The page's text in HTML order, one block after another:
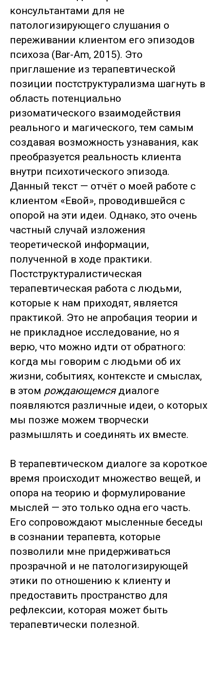
консультантами для не
патологизирующего слушания о
переживании клиентом его эпизодов
психоза (Bar-Am, 2015). Это
приглашение из терапевтической
позиции постструктурализма шагнуть в
область потенциально
ризоматического взаимодействия
реального и магического, тем самым
создавая возможность узнавания, как
преобразуется реальность клиента
внутри психотического эпизода.
Данный текст — отчёт о моей работе с
клиентом «Евой», проводившейся с
опорой на эти идеи. Однако, это очень
частный случай изложения
теоретической информации,
полученной в ходе практики.
Постструктуралистическая
терапевтическая работа с людьми,
которые к нам приходят, является
практикой. Это не апробация теории и
не прикладное исследование, но я
верю, что можно идти от обратного:
когда мы говорим с людьми об их
жизни, событиях, контексте и смыслах,
в этом рождающемсядиалоге
появляются различные идеи, о которых
мы позже можем творчески
размышлять и соединять их вместе.
В терапевтическом диалоге за короткое
время происходит множество вещей, и
опора на теорию и формулирование
мыслей — это только одна его часть.
Его сопровождают мысленные беседы
в сознании терапевта, которые
позволили мне придерживаться
прозрачной и не патологизирующей
этики по отношению к клиенту и
предоставить пространство для
рефлексии, которая может быть
терапевтически полезной.